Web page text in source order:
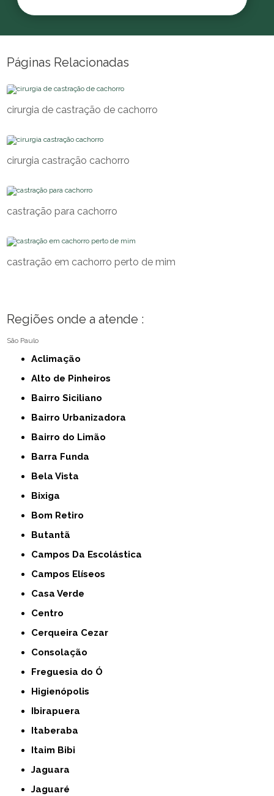
Páginas Relacionadas
cirurgia de castração de cachorro
cirurgia castração cachorro
castração para cachorro
castração em cachorro perto de mim
Regiões onde a atende :
São Paulo
Aclimação
Alto de Pinheiros
Bairro Siciliano
Bairro Urbanizadora
Bairro do Limão
Barra Funda
Bela Vista
Bixiga
Bom Retiro
Butantã
Campos Da Escolástica
Campos Elíseos
Casa Verde
Centro
Cerqueira Cezar
Consolação
Freguesia do Ó
Higienópolis
Ibirapuera
Itaberaba
Itaim Bibi
Jaguara
Jaguaré